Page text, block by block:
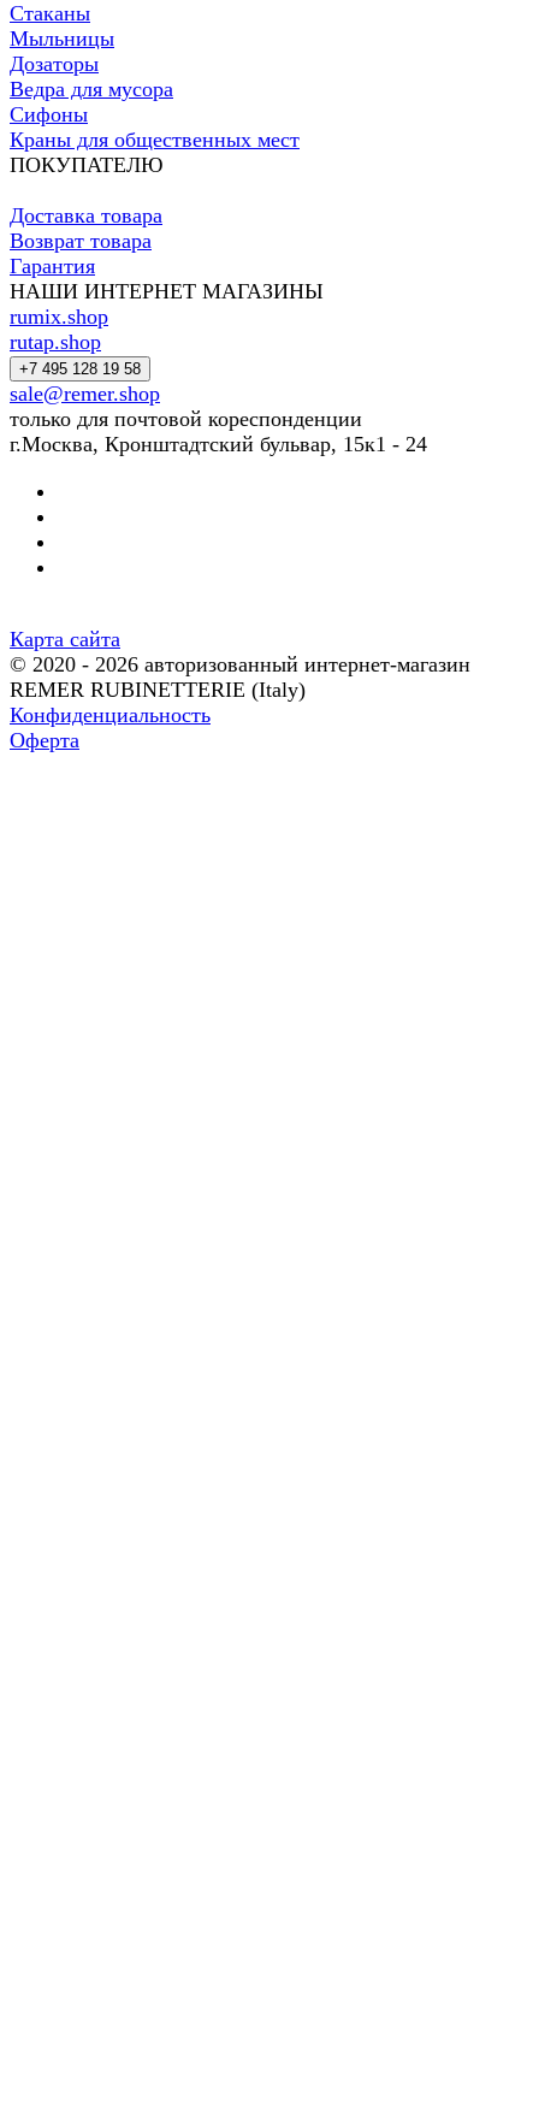
Стаканы
Мыльницы
Дозаторы
Ведра для мусора
Сифоны
Краны для общественных мест
ПОКУПАТЕЛЮ
Доставка товара
Возврат товара
Гарантия
НАШИ ИНТЕРНЕТ МАГАЗИНЫ
rumix.shop
rutap.shop
+7 495 128 19 58
sale@remer.shop
только для почтовой кореспонденции
г.Москва, Кронштадтский бульвар, 15к1 - 24
Карта сайта
© 2020 - 2026 авторизованный интернет-магазин
REMER RUBINETTERIE (Italy)
Конфиденциальность
Оферта